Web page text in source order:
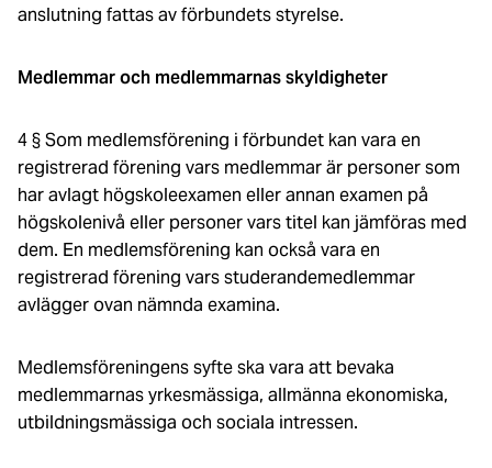
anslutning fattas av förbundets styrelse.
Medlemmar och medlemmarnas skyldigheter
4 § Som medlemsförening i förbundet kan vara en
registrerad förening vars medlemmar är personer som
har avlagt högskoleexamen eller annan examen på
högskolenivå eller personer vars titel kan jämföras med
dem. En medlemsförening kan också vara en
registrerad förening vars studerandemedlemmar
avlägger ovan nämnda examina.
Medlemsföreningens syfte ska vara att bevaka
medlemmarnas yrkesmässiga, allmänna ekonomiska,
utbildningsmässiga och sociala intressen.